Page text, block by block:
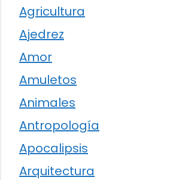
Agricultura
Ajedrez
Amor
Amuletos
Animales
Antropología
Apocalipsis
Arquitectura